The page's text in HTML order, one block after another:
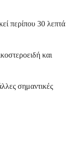
περίπου 30 λεπτά
και
σημαντικές